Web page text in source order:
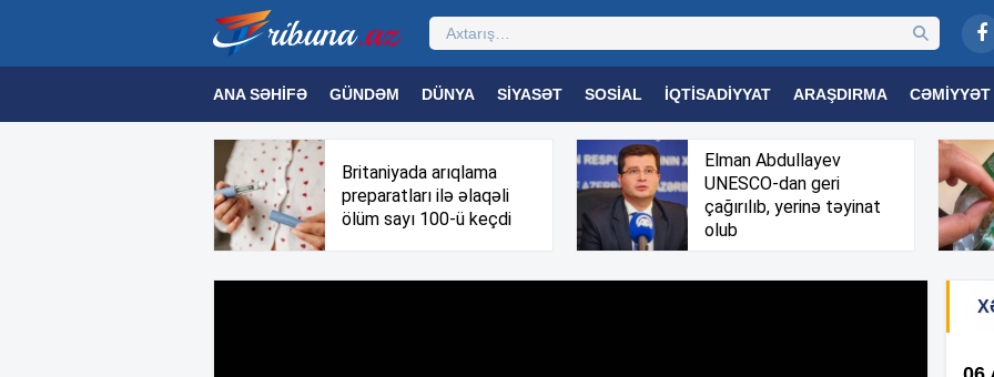
ANA SƏHIFƏ GÜNDƏM DÜNYA SIYASƏT SOSIAL İQTISADIYYAT ARAŞDIRMA CƏMIYYƏT
MƏDƏNIYYƏT TƏHSIL SAĞLAMLIQ MARAQLI TRIBUNA TV
Britaniyada arıqlama
preparatları ilə əlaqəli
ölüm sayı 100-ü keçdi
Elman Abdullayev
UNESCO-dan geri
çağırılıb, yerinə təyinat
olub